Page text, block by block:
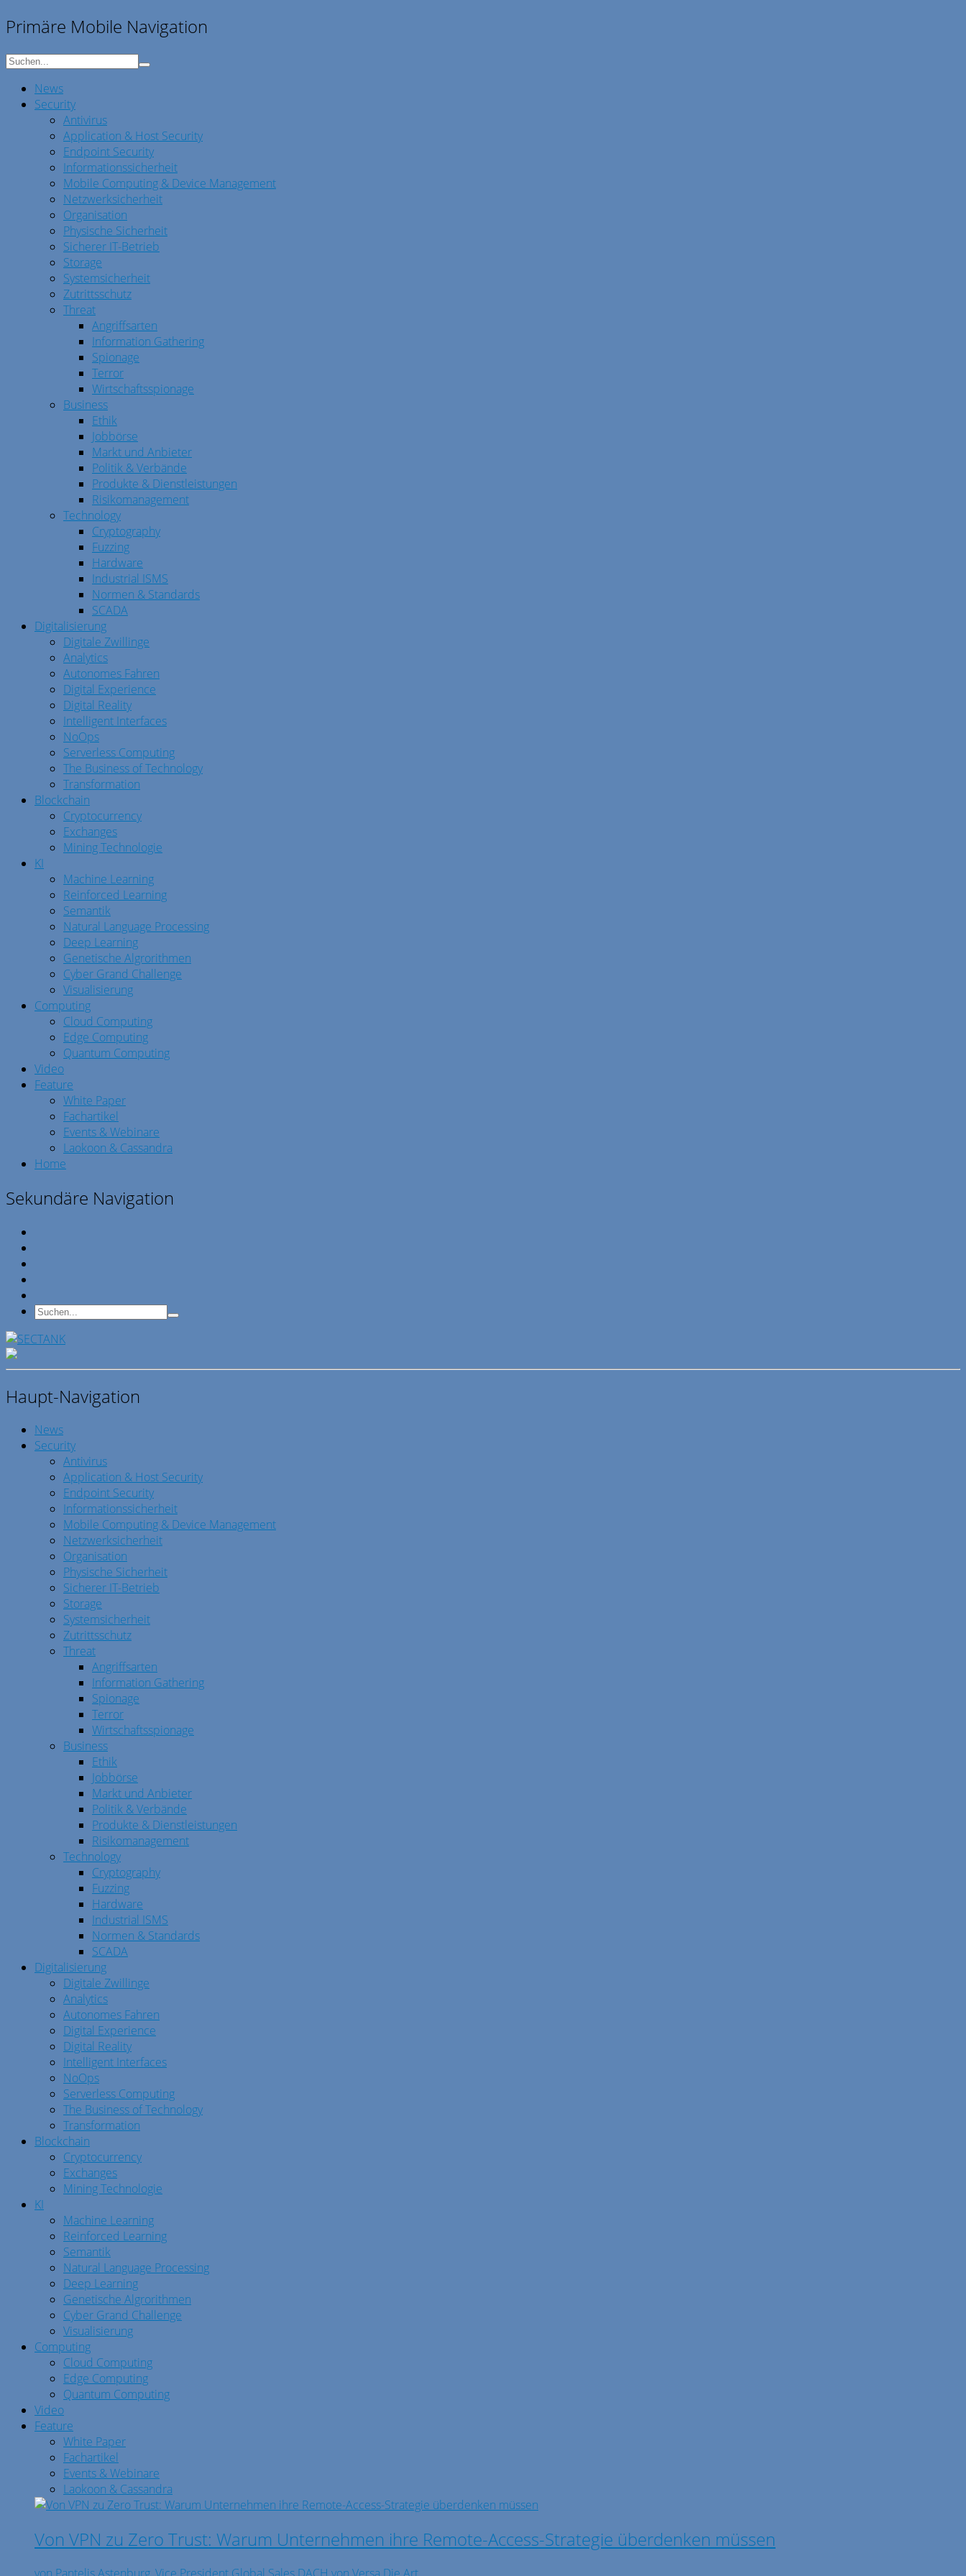
Primäre Mobile Navigation
News
Security
Antivirus
Application & Host Security
Endpoint Security
Informationssicherheit
Mobile Computing & Device Management
Netzwerksicherheit
Organisation
Physische Sicherheit
Sicherer IT-Betrieb
Storage
Systemsicherheit
Zutrittsschutz
Threat
Angriffsarten
Information Gathering
Spionage
Terror
Wirtschaftsspionage
Business
Ethik
Jobbörse
Markt und Anbieter
Politik & Verbände
Produkte & Dienstleistungen
Risikomanagement
Technology
Cryptography
Fuzzing
Hardware
Industrial ISMS
Normen & Standards
SCADA
Digitalisierung
Digitale Zwillinge
Analytics
Autonomes Fahren
Digital Experience
Digital Reality
Intelligent Interfaces
NoOps
Serverless Computing
The Business of Technology
Transformation
Blockchain
Cryptocurrency
Exchanges
Mining Technologie
KI
Machine Learning
Reinforced Learning
Semantik
Natural Language Processing
Deep Learning
Genetische Algrorithmen
Cyber Grand Challenge
Visualisierung
Computing
Cloud Computing
Edge Computing
Quantum Computing
Video
Feature
White Paper
Fachartikel
Events & Webinare
Laokoon & Cassandra
Home
Sekundäre Navigation
Haupt-Navigation
News
Security
Antivirus
Application & Host Security
Endpoint Security
Informationssicherheit
Mobile Computing & Device Management
Netzwerksicherheit
Organisation
Physische Sicherheit
Sicherer IT-Betrieb
Storage
Systemsicherheit
Zutrittsschutz
Threat
Angriffsarten
Information Gathering
Spionage
Terror
Wirtschaftsspionage
Business
Ethik
Jobbörse
Markt und Anbieter
Politik & Verbände
Produkte & Dienstleistungen
Risikomanagement
Technology
Cryptography
Fuzzing
Hardware
Industrial ISMS
Normen & Standards
SCADA
Digitalisierung
Digitale Zwillinge
Analytics
Autonomes Fahren
Digital Experience
Digital Reality
Intelligent Interfaces
NoOps
Serverless Computing
The Business of Technology
Transformation
Blockchain
Cryptocurrency
Exchanges
Mining Technologie
KI
Machine Learning
Reinforced Learning
Semantik
Natural Language Processing
Deep Learning
Genetische Algrorithmen
Cyber Grand Challenge
Visualisierung
Computing
Cloud Computing
Edge Computing
Quantum Computing
Video
Feature
White Paper
Fachartikel
Events & Webinare
Laokoon & Cassandra
Von VPN zu Zero Trust: Warum Unternehmen ihre Remote-Access-Strategie überdenken müssen